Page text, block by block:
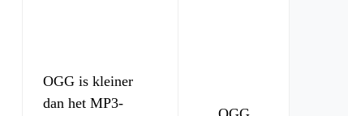
OGG is kleiner
dan het MP3-